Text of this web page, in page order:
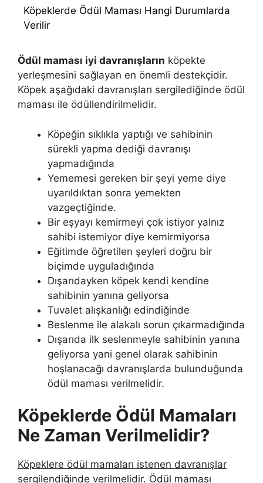
Köpeklerde Ödül Maması Hangi Durumlarda
Verilir
Ödül maması iyi davranışların köpekte
yerleşmesini sağlayan en önemli destekçidir.
Köpek aşağıdaki davranışları sergilediğinde ödül
maması ile ödüllendirilmelidir.
Köpeğin sıklıkla yaptığı ve sahibinin
sürekli yapma dediği davranışı
yapmadığında
Yememesi gereken bir şeyi yeme diye
uyarıldıktan sonra yemekten
vazgeçtiğinde.
Bir eşyayı kemirmeyi çok istiyor yalnız
sahibi istemiyor diye kemirmiyorsa
Eğitimde öğretilen şeyleri doğru bir
biçimde uyguladığında
Dışarıdayken köpek kendi kendine
sahibinin yanına geliyorsa
Tuvalet alışkanlığı edindiğinde
Beslenme ile alakalı sorun çıkarmadığında
Dışarıda ilk seslenmeyle sahibinin yanına
geliyorsa yani genel olarak sahibinin
hoşlanacağı davranışlarda bulunduğunda
ödül maması verilmelidir.
Köpeklerde Ödül Mamaları
Ne Zaman Verilmelidir?
Köpeklere ödül mamaları istenen davranışlar
sergilendiğinde verilmelidir. Ödül maması